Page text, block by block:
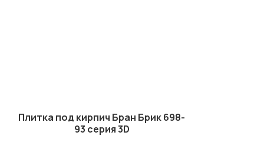
Плитка под кирпич Бран Брик 698-
93 серия 3D